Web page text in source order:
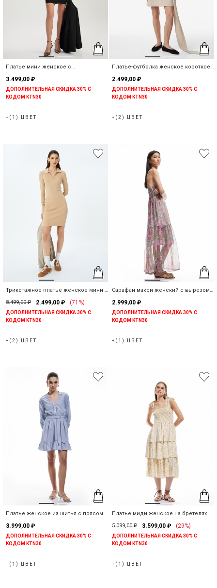
Платье мини женское с
3.499,00 ₽
ДОПОЛНИТЕЛЬНАЯ СКИДКА 30% С
КОДОМ KTN30
+(1) ЦВЕТ
Платье-футболка женское короткое
2.499,00 ₽
ДОПОЛНИТЕЛЬНАЯ СКИДКА 30% С
КОДОМ KTN30
+(2) ЦВЕТ
Трикотажное платье женское мини с
8.499,00 ₽ 2.499,00 ₽ (71%)
ДОПОЛНИТЕЛЬНАЯ СКИДКА 30% С
КОДОМ KTN30
+(2) ЦВЕТ
Сарафан макси женский с вырезом
2.999,00 ₽
ДОПОЛНИТЕЛЬНАЯ СКИДКА 30% С
КОДОМ KTN30
+(1) ЦВЕТ
Платье женское из шитья с поясом
3.999,00 ₽
ДОПОЛНИТЕЛЬНАЯ СКИДКА 30% С
КОДОМ KTN30
+(1) ЦВЕТ
Платье миди женское на бретелях с
5.099,00 ₽ 3.599,00 ₽ (29%)
ДОПОЛНИТЕЛЬНАЯ СКИДКА 30% С
КОДОМ KTN30
+(1) ЦВЕТ
Предупреждение о наличии
Когда этот продукт будет в
наличии, мы отправим
уведомление на ваш почтовый
адрес
Закрыть
Выберите страну
Выберите город